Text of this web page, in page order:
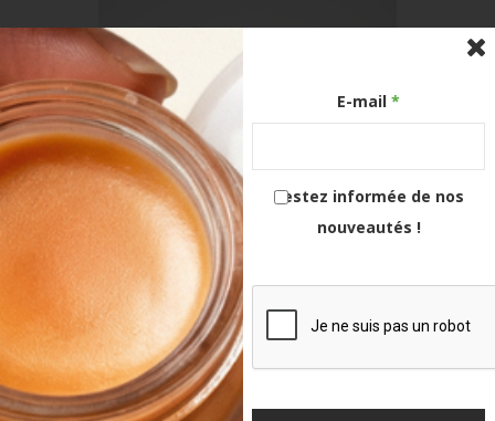
ABC Magic Glow Baume Sérum Argan,
Buriti & Centella Cure 3 Mois
99,00€ 90,00
E-mail*
Restez informée de nos
nouveautés !